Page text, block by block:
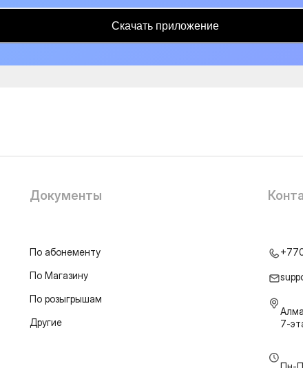
Скачать приложение
Документы
По абонементу
По Магазину
По розыгрышам
Другие
7-